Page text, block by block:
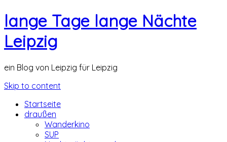
lange Tage lange Nächte
Leipzig
ein Blog von Leipzig für Leipzig
Skip to content
Startseite
draußen
Wanderkino
SUP